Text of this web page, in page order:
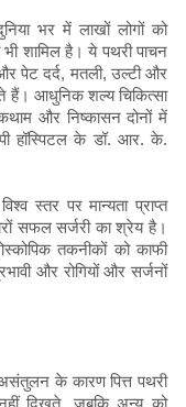
भर में लाखों लोगों को
शामिल है। ये पथरी पाचन
पेट दर्द, मतली, उल्टी और
हैं। आधुनिक शल्य चिकित्सा
और निष्कासन दोनों में
हॉस्पिटल के डॉ. आर. के.
स्तर पर मान्यता प्राप्त
सफल सर्जरी का श्रेय है।
तकनीकों को काफी
और रोगियों और सर्जनों
के कारण पित्त पथरी